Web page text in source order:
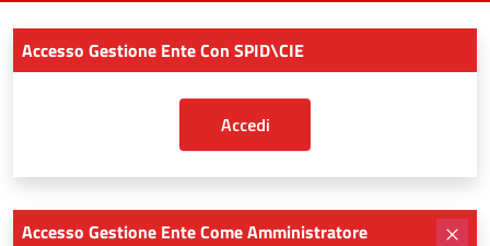
Accesso Gestione Ente Con SPID\CIE
Accesso Gestione Ente Come Amministratore